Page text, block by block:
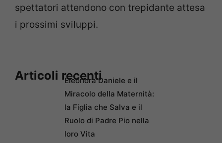
spettatori attendono con trepidante attesa
i prossimi sviluppi.
Articoli recentiEleonora Daniele e il
Miracolo della Maternità:
la Figlia che Salva e il
Ruolo di Padre Pio nella
loro Vita